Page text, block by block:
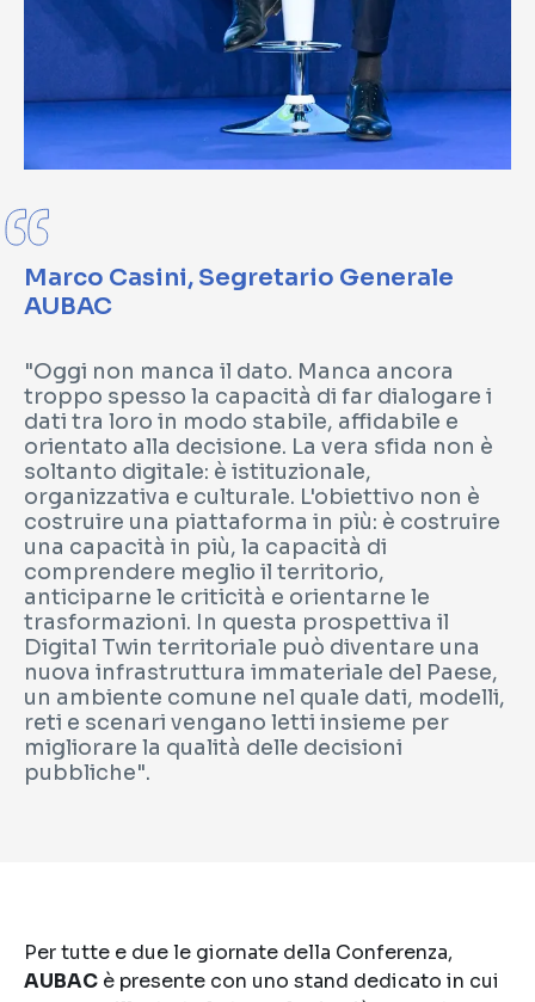
Marco Casini, Segretario Generale
AUBAC
"Oggi non manca il dato. Manca ancora
troppo spesso la capacità di far dialogare i
dati tra loro in modo stabile, affidabile e
orientato alla decisione. La vera sfida non è
soltanto digitale: è istituzionale,
organizzativa e culturale. L'obiettivo non è
costruire una piattaforma in più: è costruire
una capacità in più, la capacità di
comprendere meglio il territorio,
anticiparne le criticità e orientarne le
trasformazioni. In questa prospettiva il
Digital Twin territoriale può diventare una
nuova infrastruttura immateriale del Paese,
un ambiente comune nel quale dati, modelli,
reti e scenari vengano letti insieme per
migliorare la qualità delle decisioni
pubbliche".
Per tutte e due le giornate della Conferenza,
AUBAC è presente con uno stand dedicato in cui